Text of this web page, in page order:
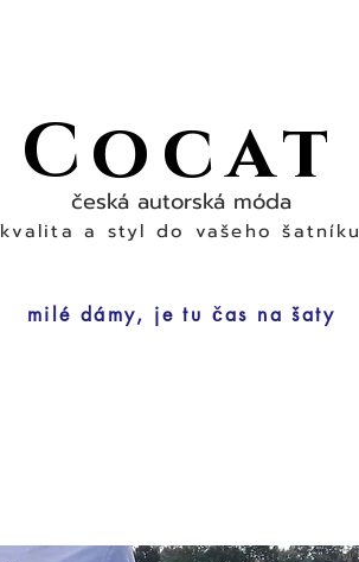
Cocat
česká autorská móda
kvalita a styl do vašeho šatníku
milé dámy, je tu čas na šaty